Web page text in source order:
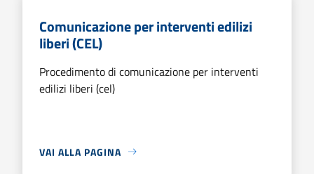
Comunicazione per interventi edilizi
liberi (CEL)
Procedimento di comunicazione per interventi
edilizi liberi (cel)
VAI ALLA PAGINA